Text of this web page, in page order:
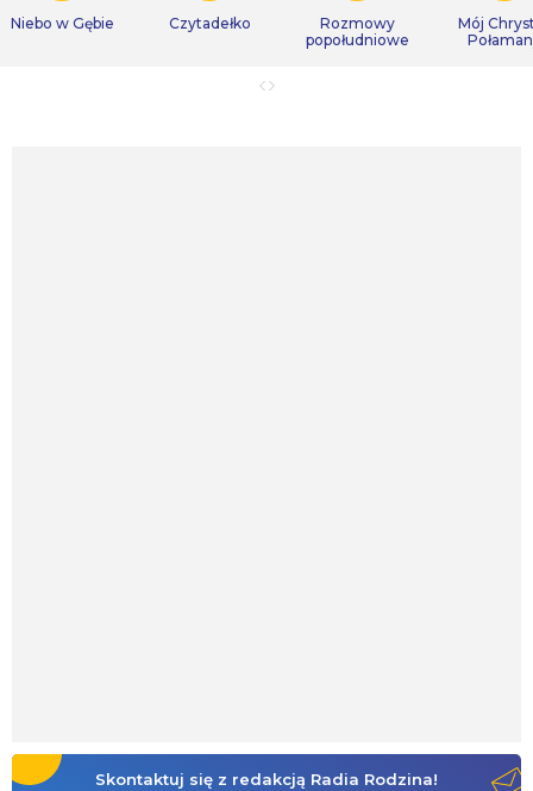
Niebo w Gębie Czytadełko
Rozmowy
popołudniowe
Mój
Skontaktuj się z redakcją Radia Rodzina!